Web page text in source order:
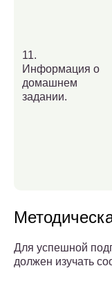
11.
Информация о
домашнем
задании.
Для успешной
должен изучать